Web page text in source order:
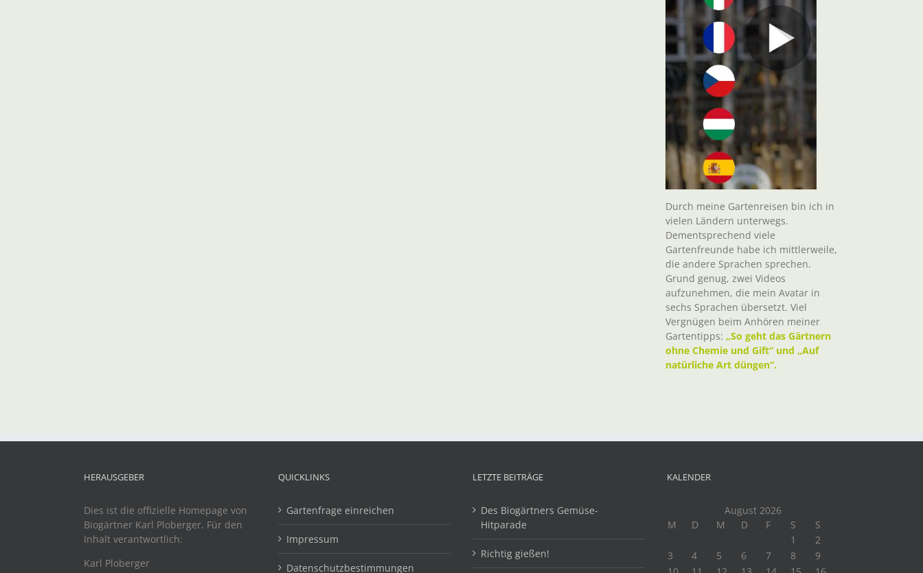
Durch meine Gartenreisen bin ich in
vielen Ländern unterwegs.
Dementsprechend viele
Gartenfreunde habe ich mittlerweile,
die andere Sprachen sprechen.
Grund genug, zwei Videos
aufzunehmen, die mein Avatar in
sechs Sprachen übersetzt. Viel
Vergnügen beim Anhören meiner
Gartentipps: „So geht das Gärtnern
ohne Chemie und Gift“ und „Auf
natürliche Art düngen“.
HERAUSGEBER
Dies ist die offizielle Homepage von
Biogärtner Karl Ploberger. Für den
Inhalt verantwortlich:
Karl Ploberger
QUICKLINKS
Gartenfrage einreichen
Impressum
Datenschutzbestimmungen
LETZTE BEITRÄGE
Des Biogärtners Gemüse-
Hitparade
Richtig gießen!
KALENDER
August 2026
M
D M D F S
S
1
2
3
4 5 6 7 8
9